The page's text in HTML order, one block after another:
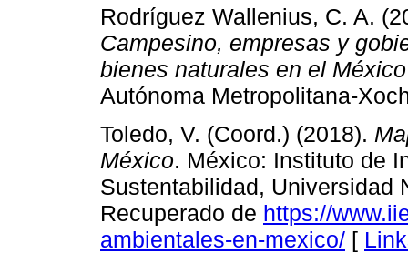
Rodríguez Wallenius, C. A.
Campesino, empresas y
bienes naturales en el
Autónoma Metropolitana-
Toledo, V. (Coord.) (2018).
México. México: Instituto de
Sustentabilidad, Universidad
Recuperado de https://
ambientales-en-mexico/ [